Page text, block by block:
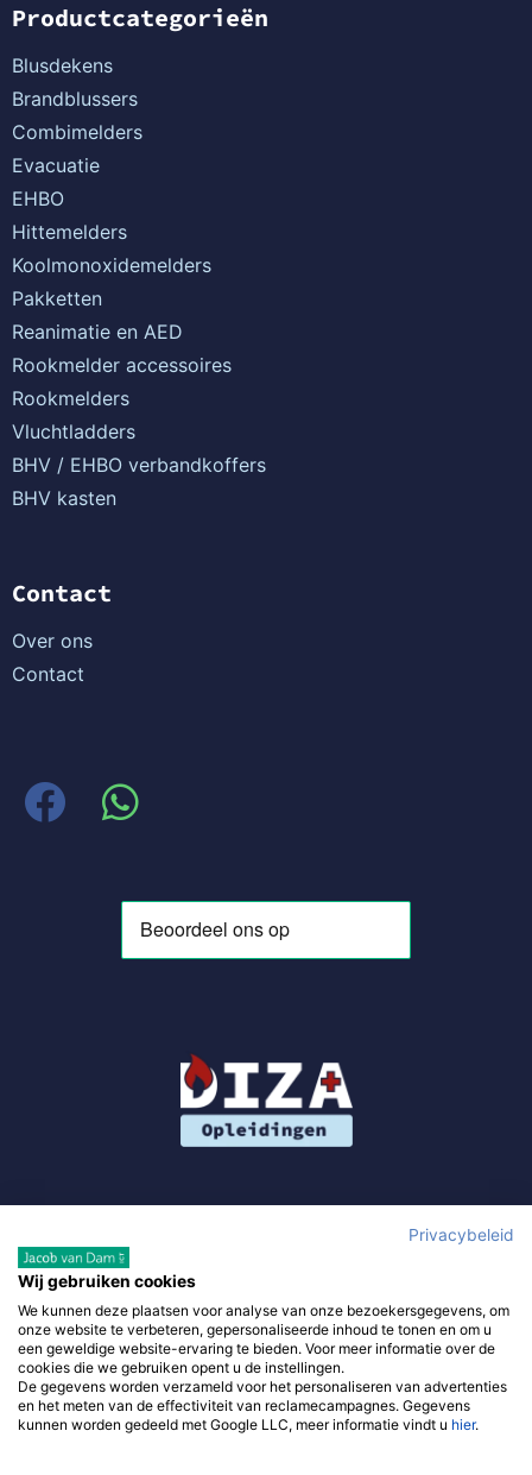
Productcategorieën
Blusdekens
Brandblussers
Combimelders
Evacuatie
EHBO
Hittemelders
Koolmonoxidemelders
Pakketten
Reanimatie en AED
Rookmelder accessoires
Rookmelders
Vluchtladders
BHV / EHBO verbandkoffers
BHV kasten
Contact
Over ons
Contact
Gebruik van deze site, als onderdeel van DIZA Opleidingen,
betekent dat je dealgemene voorwaardenaccepteert en waar
van toepassing dealgemene voorwaarden van derde
verkopers. Om je zo goed mogelijk te helpen gebruikt diza-
opleidingen.nl –privacy policy.
Privacybeleid
Wij gebruiken cookies
We kunnen deze plaatsen voor analyse van onze bezoekersgegevens, om
onze website te verbeteren, gepersonaliseerde inhoud te tonen en om u
een geweldige website-ervaring te bieden. Voor meer informatie over de
cookies die we gebruiken opent u de instellingen.
De gegevens worden verzameld voor het personaliseren van advertenties
en het meten van de effectiviteit van reclamecampagnes. Gegevens
kunnen worden gedeeld met Google LLC, meer informatie vindt u hier.